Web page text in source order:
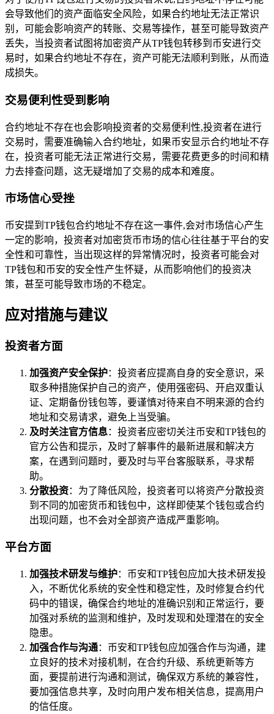
会导致他们的资产面临安全风险，如果合约地址无法正常识
别，可能会影响资产的转账、交易等操作，甚至可能导致资产
丢失，当投资者试图将加密资产从TP钱包转移到币安进行交
易时，如果合约地址不存在，资产可能无法顺利到账，从而造
成损失。
交易便利性受到影响
合约地址不存在也会影响投资者的交易便利性,投资者在进行
交易时，需要准确输入合约地址，如果币安显示合约地址不存
在，投资者可能无法正常进行交易，需要花费更多的时间和精
力去排查问题，这无疑增加了交易的成本和难度。
市场信心受挫
币安提到TP钱包合约地址不存在这一事件,会对市场信心产生
一定的影响，投资者对加密货币市场的信心往往基于平台的安
全性和可靠性，当出现这样的异常情况时，投资者可能会对
TP钱包和币安的安全性产生怀疑，从而影响他们的投资决
策，甚至可能导致市场的不稳定。
应对措施与建议
投资者方面
加强资产安全保护：投资者应提高自身的安全意识，采
取多种措施保护自己的资产，使用强密码、开启双重认
证、定期备份钱包等，要谨慎对待来自不明来源的合约
地址和交易请求，避免上当受骗。
及时关注官方信息：投资者应密切关注币安和TP钱包的
官方公告和提示，及时了解事件的最新进展和解决方
案，在遇到问题时，要及时与平台客服联系，寻求帮
助。
分散投资：为了降低风险，投资者可以将资产分散投资
到不同的加密货币和钱包中，这样即使某个钱包或合约
出现问题，也不会对全部资产造成严重影响。
平台方面
加强技术研发与维护：币安和TP钱包应加大技术研发投
入，不断优化系统的安全性和稳定性，及时修复合约代
码中的错误，确保合约地址的准确识别和正常运行，要
加强对系统的监测和维护，及时发现和处理潜在的安全
隐患。
加强合作与沟通：币安和TP钱包应加强合作与沟通，建
立良好的技术对接机制，在合约升级、系统更新等方
面，要提前进行沟通和测试，确保双方系统的兼容性，
要加强信息共享，及时向用户发布相关信息，提高用户
的信任度。